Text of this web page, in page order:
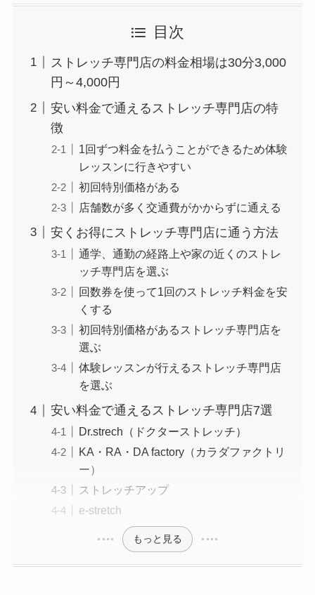
目次
ストレッチ専門店の料金相場は30分3,000
円～4,000円
安い料金で通えるストレッチ専門店の特
徴
1回ずつ料金を払うことができるため体験
レッスンに行きやすい
初回特別価格がある
店舗数が多く交通費がかからずに通える
安くお得にストレッチ専門店に通う方法
通学、通勤の経路上や家の近くのストレ
ッチ専門店を選ぶ
回数券を使って1回のストレッチ料金を安
くする
初回特別価格があるストレッチ専門店を
選ぶ
体験レッスンが行えるストレッチ専門店
を選ぶ
安い料金で通えるストレッチ専門店7選
Dr.strech（ドクターストレッチ）
KA・RA・DA factory（カラダファクトリ
ー）
ストレッチアップ
e-stretch
もっと見る